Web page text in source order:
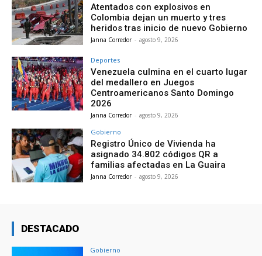
Atentados con explosivos en
Colombia dejan un muerto y tres
heridos tras inicio de nuevo Gobierno
Janna Corredor - agosto 9, 2026
Deportes
Venezuela culmina en el cuarto lugar
del medallero en Juegos
Centroamericanos Santo Domingo
2026
Janna Corredor - agosto 9, 2026
Gobierno
Registro Único de Vivienda ha
asignado 34.802 códigos QR a
familias afectadas en La Guaira
Janna Corredor - agosto 9, 2026
DESTACADO
Gobierno